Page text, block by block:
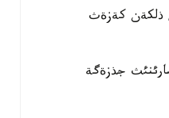
ذلكةن كةزةث
جذزةگة